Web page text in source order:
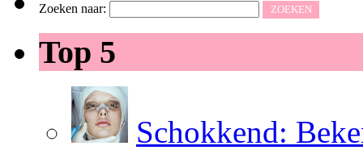
Zoeken naar:
Top 5
Schokkend: